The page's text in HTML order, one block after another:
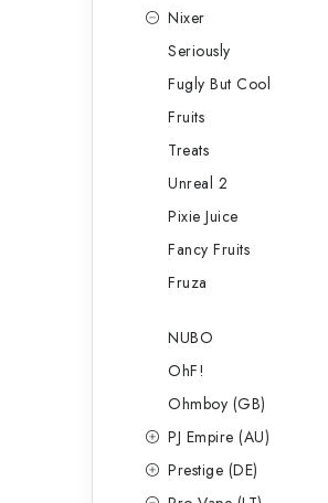
Nixer
Seriously
Fugly But Cool
Fruits
Treats
Unreal 2
Pixie Juice
Fancy Fruits
Fruza
NUBO
OhF!
Ohmboy (GB)
PJ Empire (AU)
Prestige (DE)